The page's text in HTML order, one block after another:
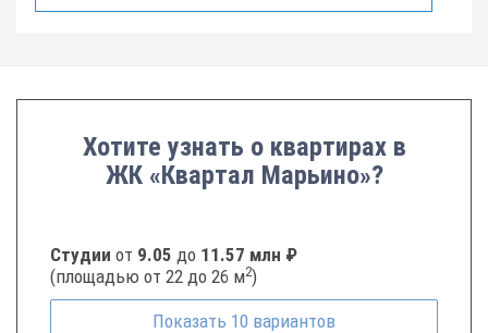
Хотите узнать о квартирах в
ЖК «Квартал Марьино»?
Студии от 9.05 до 11.57 млн ₽
(площадью от 22 до 26 м2)
Показать 10 вариантов